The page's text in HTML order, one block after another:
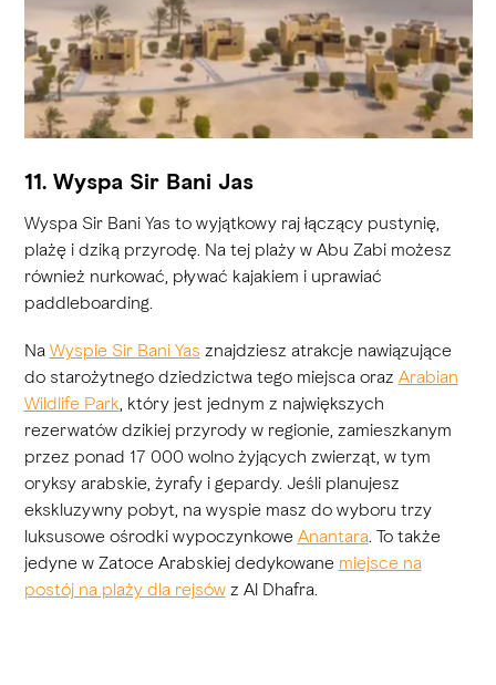
11. Wyspa Sir Bani Jas
Wyspa Sir Bani Yas to wyjątkowy raj łączący pustynię,
plażę i dziką przyrodę. Na tej plaży w Abu Zabi możesz
również nurkować, pływać kajakiem i uprawiać
paddleboarding.
Na Wyspie Sir Bani Yas znajdziesz atrakcje nawiązujące
do starożytnego dziedzictwa tego miejsca oraz Arabian
Wildlife Park, który jest jednym z największych
rezerwatów dzikiej przyrody w regionie, zamieszkanym
przez ponad 17 000 wolno żyjących zwierząt, w tym
oryksy arabskie, żyrafy i gepardy. Jeśli planujesz
ekskluzywny pobyt, na wyspie masz do wyboru trzy
luksusowe ośrodki wypoczynkowe Anantara. To także
jedyne w Zatoce Arabskiej dedykowane miejsce na
postój na plaży dla rejsówz Al Dhafra.